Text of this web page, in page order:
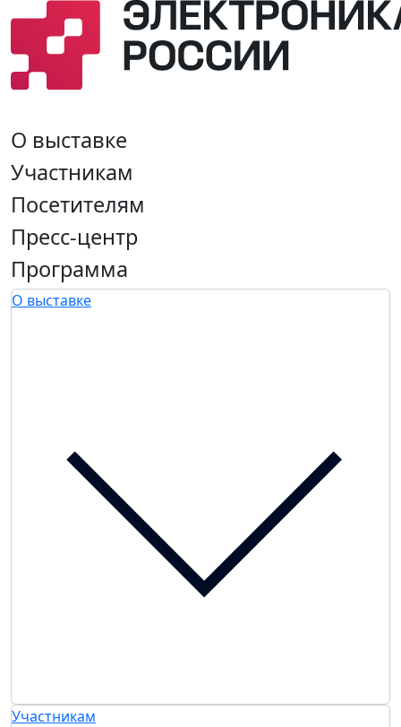
О выставке
Участникам
Посетителям
Пресс-центр
Программа
О выставке
Участникам